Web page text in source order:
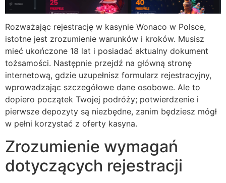
Rozważając rejestrację w kasynie Wonaco w Polsce,
istotne jest zrozumienie warunków i kroków. Musisz
mieć ukończone 18 lat i posiadać aktualny dokument
tożsamości. Następnie przejdź na główną stronę
internetową, gdzie uzupełnisz formularz rejestracyjny,
wprowadzając szczegółowe dane osobowe. Ale to
dopiero początek Twojej podróży; potwierdzenie i
pierwsze depozyty są niezbędne, zanim będziesz mógł
w pełni korzystać z oferty kasyna.
Zrozumienie wymagań
dotyczących rejestracji